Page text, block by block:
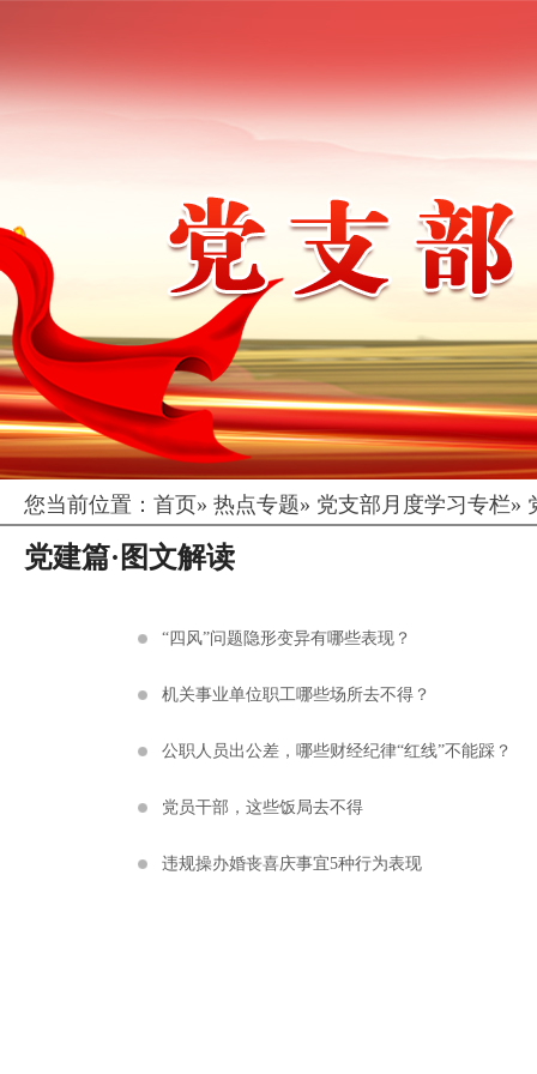
您当前位置： 首页» 热点专题» 党支部月度学习专栏»
党建篇·图文解读
“四风”问题隐形变异有哪些表现？
机关事业单位职工哪些场所去不得？
公职人员出公差，哪些财经纪律“红线”不能踩？
党员干部，这些饭局去不得
违规操办婚丧喜庆事宜5种行为表现